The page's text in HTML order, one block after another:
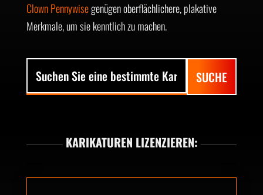
Clown Pennywisegenügen oberflächlichere, plakative
Merkmale, um sie kenntlich zu machen.
KARIKATUREN LIZENZIEREN: